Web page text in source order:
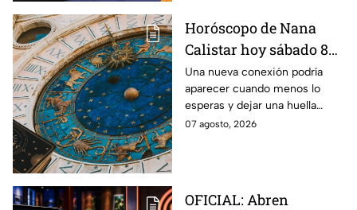
Horóscopo de Nana
Calistar hoy sábado 8
de agosto del 2026 para
cada signo; una
conexión inesperada
podría transformar tus
Una nueva conexión podría
aparecer cuando menos lo
esperas y dejar una huella
importante.
07 agosto, 2026
OFICIAL: Abren